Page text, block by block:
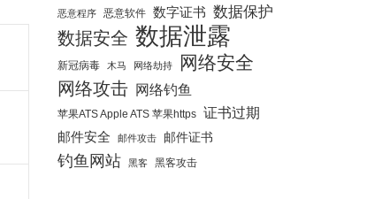
恶意程序 恶意软件 数字证书 数据保护
数据安全 数据泄露
新冠病毒 木马 网络劫持 网络安全
网络攻击 网络钓鱼
苹果ATS Apple ATS 苹果https
证书过期
邮件安全
邮件攻击 邮件证书
钓鱼网站 黑客 黑客攻击